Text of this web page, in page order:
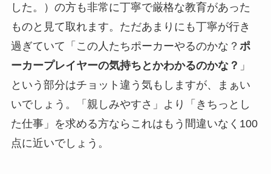
した。）の方も非常に丁寧で厳格な教育があった
ものと見て取れます。ただあまりにも丁寧が行き
過ぎていて「この人たちポーカーやるのかな？ ポ
ーカープレイヤーの気持ちとかわかるのかな？ 」
という部分はチョット違う気もしますが、まぁい
いでしょう。「親しみやすさ」より「きちっとし
た仕事」を求める方ならこれはもう間違いなく100
点に近いでしょう。